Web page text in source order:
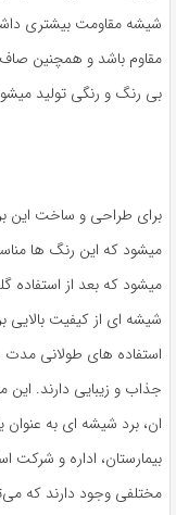
شیشه مقاومت بیشتری
مقاوم باشد و همچنین
بی رنگ و رنگی تولید
برای طراحی و ساخت این
میشود که این رنگ ها
میشود که بعد از استفاده
شیشه ای از کیفیت
استفاده های طولانی
جذاب و زیبایی دارند.
ان، برد شیشه ای به
بیمارستان، اداره و شرکت
مختلفی وجود دارند که